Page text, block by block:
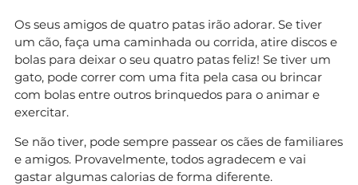
Os seus amigos de quatro patas irão adorar. Se tiver
um cão, faça uma caminhada ou corrida, atire discos e
bolas para deixar o seu quatro patas feliz! Se tiver um
gato, pode correr com uma fita pela casa ou brincar
com bolas entre outros brinquedos para o animar e
exercitar.
Se não tiver, pode sempre passear os cães de familiares
e amigos. Provavelmente, todos agradecem e vai
gastar algumas calorias de forma diferente.